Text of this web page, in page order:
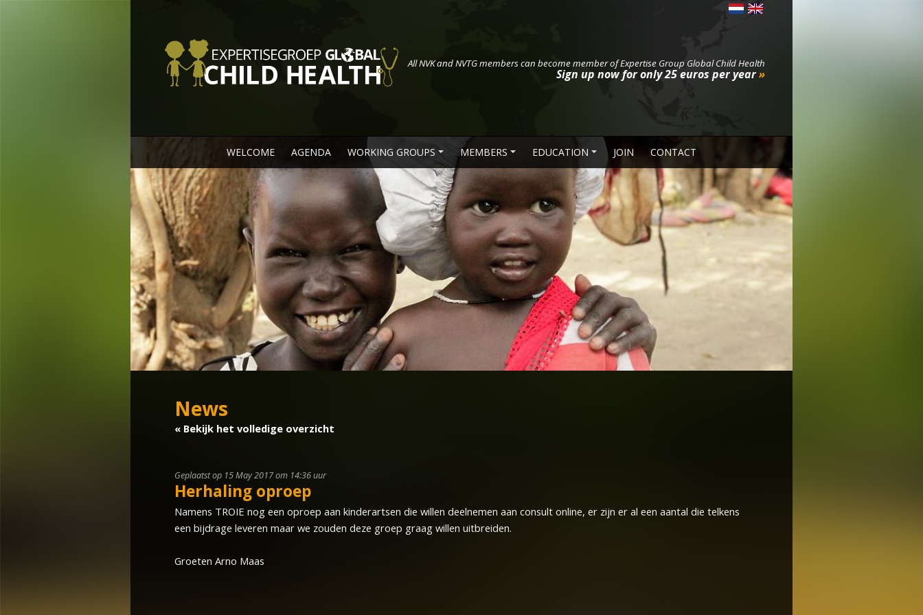
All NVK and NVTG members can become memberof Expertise Group Global Child Health
Sign up now for only 25 euros per year»
WELCOME AGENDA WORKING GROUPS MEMBERS EDUCATION JOIN CONTACT
News
« Bekijk het volledige overzicht
Geplaatst op 15 May 2017 om 14:36 uur
Herhaling oproep
Namens TROIE nog een oproep aan kinderartsen die willen deelnemen aan consult online, er zijn er al een aantal die telkens
een bijdrage leveren maar we zouden deze groep graag willen uitbreiden.
Groeten Arno Maas